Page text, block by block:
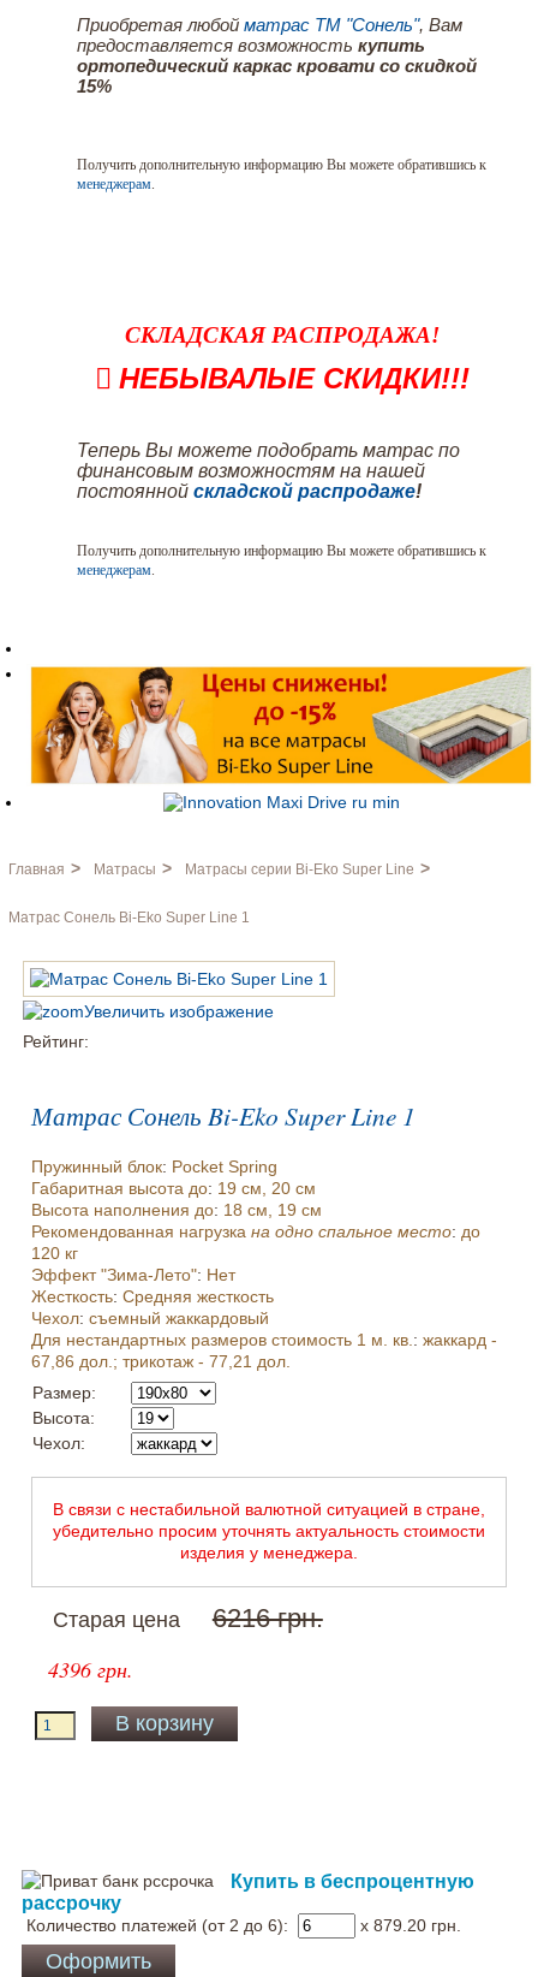
Приобретая любой матрас ТМ "Сонель", Вам
предоставляется возможность купить
ортопедический каркас кровати со скидкой
15%
Получить дополнительную информацию Вы можете обратившись к
менеджерам.
СКЛАДСКАЯ РАСПРОДАЖА!
НЕБЫВАЛЫЕ СКИДКИ!!!
Теперь Вы можете подобрать матрас по
финансовым возможностям на нашей
постоянной складской распродаже!
Получить дополнительную информацию Вы можете обратившись к
менеджерам.
Главная > Матрасы > Матрасы серии Bi-Eko Super Line >
Матрас Сонель Bi-Eko Super Line 1
Увеличить изображение
Рейтинг:
Матрас Сонель Bi-Eko Super Line 1
Пружинный блок: Pocket Spring
Габаритная высота до: 19 см, 20 см
Высота наполнения до: 18 см, 19 см
Рекомендованная нагрузка на одно спальное место: до
120 кг
Эффект "Зима-Лето": Нет
Жесткость:Средняя жесткость
Чехол:съемный жаккардовый
Для нестандартных размеров стоимость 1 м. кв. :жаккард -
67,86 дол.; трикотаж - 77,21 дол.
Размер:
Высота:
Чехол:
В связи с нестабильной валютной ситуацией в стране,
убедительно просим уточнять актуальность стоимости
изделия у менеджера.
Старая цена 6216 грн.
4396 грн.
Купить в беспроцентную
рассрочку
Количество платежей (от 2 до 6): x 879.20 грн.